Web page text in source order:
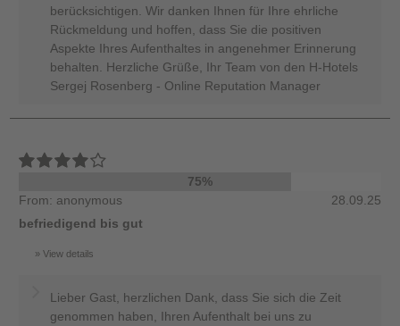
berücksichtigen. Wir danken Ihnen für Ihre ehrliche
Rückmeldung und hoffen, dass Sie die positiven
Aspekte Ihres Aufenthaltes in angenehmer Erinnerung
behalten. Herzliche Grüße, Ihr Team von den H-Hotels
Sergej Rosenberg - Online Reputation Manager
75%
From: anonymous
28.09.25
befriedigend bis gut
View details
Lieber Gast, herzlichen Dank, dass Sie sich die Zeit
genommen haben, Ihren Aufenthalt bei uns zu